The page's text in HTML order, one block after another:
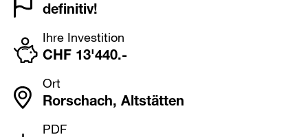
definitiv!
Ihre Investition
CHF 13'440.-
Ort
Rorschach, Altstätten
PDF